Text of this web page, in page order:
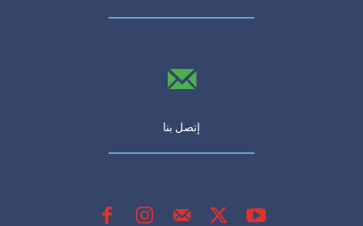
إتصل بنا